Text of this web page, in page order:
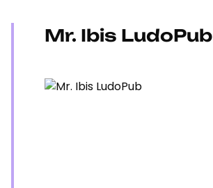
Mr. Ibis LudoPub